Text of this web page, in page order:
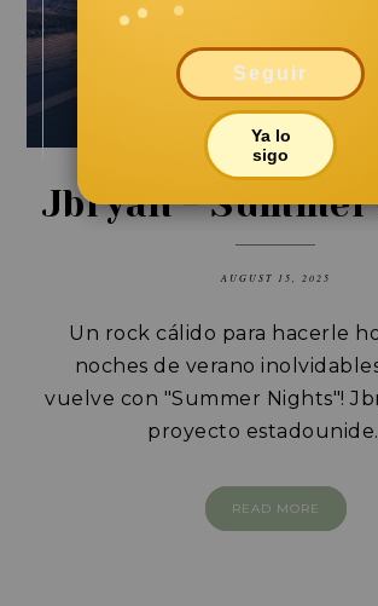
Jbryan -
AUGUST 15, 2025
Un rock cálido para hacerle
noches de verano
vuelve con "Summer Nights"!
proyecto
READ MORE
Seguir
Ya lo
sigo